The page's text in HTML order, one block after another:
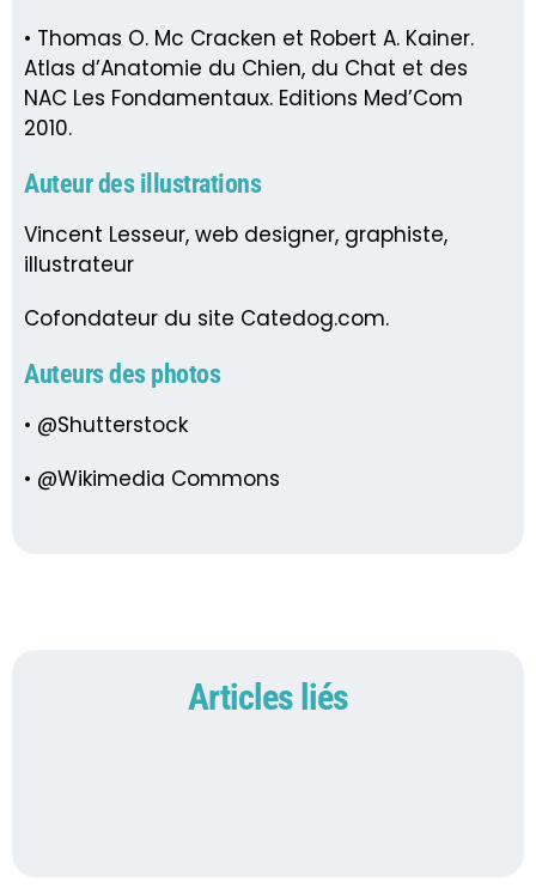
• Thomas O. Mc Cracken et Robert A. Kainer.
Atlas d’Anatomie du Chien, du Chat et des
NAC Les Fondamentaux. Editions Med’Com
2010.
Auteur des illustrations
Vincent Lesseur, web designer, graphiste,
illustrateur
Cofondateur du site Catedog.com.
Auteurs des photos
• @Shutterstock
• @Wikimedia Commons
Articles liés